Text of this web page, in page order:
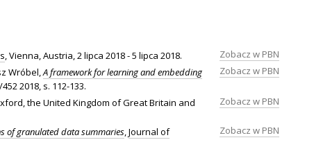
, Vienna, Austria, 2 lipca 2018 - 5 lipca 2018.
Zobacz w PBN
Wróbel, A framework for learning and embedding
452 2018, s. 112-133.
Zobacz w PBN
the United Kingdom of Great Britain and
Zobacz w PBN
of granulated data summaries Journal of
Zobacz w PBN